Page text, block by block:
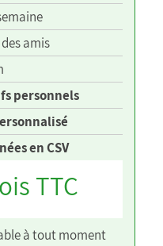
amis
personnels
en CSV
TTC
à tout moment